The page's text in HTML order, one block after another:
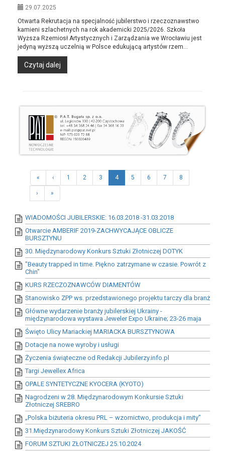
29.07.2025
Otwarta Rekrutacja na specjalność jubilerstwo i rzeczoznawstwo
kamieni szlachetnych na rok akademicki 2025/2026. Szkoła
Wyższa Rzemiosł Artystycznych i Zarządzania we Wrocławiu jest
jedyną wyższą uczelnią w Polsce edukującą artystów rzem...
Czytaj dalej
« ‹ 1 2 3 4 5 6 7 8
› »
WIADOMOŚCI JUBILERSKIE: 16.03.2018 -31.03.2018
Otwarcie AMBERIF 2019-ZACHWYCAJĄCE OBLICZE
BURSZTYNU
30. Międzynarodowy Konkurs Sztuki Złotniczej DOTYK
"Beauty trapped in time. Piękno zatrzymane w czasie. Powrót z
Chin"
KURS RZECZOZNAWCÓW DIAMENTÓW
Stanowisko ZPP ws. przedstawionego projektu tarczy dla branż
Główne wydarzenie branży jubilerskiej Ukrainy -
międzynarodowa wystawa Jeweler Expo Ukraine; 23-26 maja
Święto Ulicy Mariackiej MARIACKA BURSZTYNOWA
Dotacje na nowe wyroby i usługi
Życzenia świąteczne od Redakcji Jubilerzy.info.pl
Targi Jewellex Africa
OPALE SYNTETYCZNE KYOCERA (KYOTO)
Nagrodzeni w 28. Międzynarodowym Konkursie Sztuki
Złotniczej SREBRO
„Polska biżuteria okresu PRL – wzornictwo, produkcja i mity”
31.Międzynarodowy Konkurs Sztuki Złotniczej JAKOŚĆ
FORUM SZTUKI ZŁOTNICZEJ 25.10.2024